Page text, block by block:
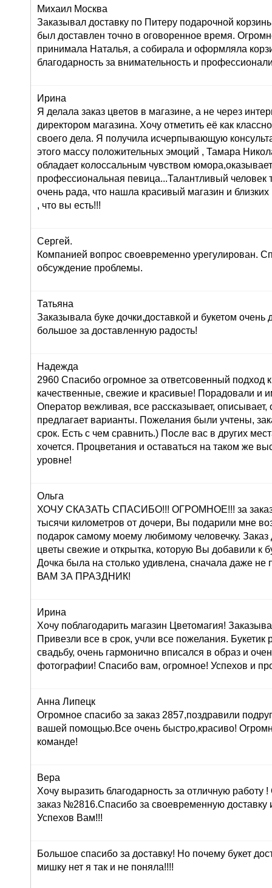
Михаил Москва
Заказывал доставку по Питеру подарочной
был доставлен точно в оговоренное время.
принимала Наталья, а собирала и оформляла
благодарность за внимательность и
Ирина
Я делала заказ цветов в магазине, а не через
директором магазина. Хочу отметить её как
своего дела. Я получила исчерпывающую
этого массу положительных эмоций , Тамара
обладает колоссальным чувством
профессиональная певица...Талантливый человек
очень рада, что нашла красивый магазин и
, что вы есть!!!
Сергей.
Компанией вопрос своевременно урегулирован.
обсуждение проблемы.
Татьяна
Заказывала буке дочки,доставкой и букетом
большое за доставленную радость!
Надежда
2960 Спасибо огромное за ответсовенный подход
качественные, свежие и красивые! Порадовали и
Оператор вежливая, все рассказывает, описывает,
предлагает варианты. Пожелания были учтены,
срок. Есть с чем сравнить.) После вас в других
хочется. Процветания и оставаться на таком же
уровне!
Ольга
ХОЧУ СКАЗАТЬ СПАСИБО!!! ОГРОМНОЕ!!! за заказ
тысячи километров от дочери, Вы подарили мне
подарок самому моему любимому человечку.
цветы свежие и открытка, которую Вы добавили к
Дочка была на столько удивлена, сначала даже
ВАМ ЗА ПРАЗДНИК!
Ирина
Хочу поблагодарить магазин Цветомагия!
Привезли все в срок, учли все пожелания. Букетик
свадьбу, очень гармонично вписался в образ и
фотографии! Спасибо вам, огромное! Успехов и
Анна Липецк
Огромное спасибо за заказ 2857,поздравили
вашей помощью.Все очень быстро,красиво!
команде!
Вера
Хочу выразить благодарность за отличную
заказ №2816.Спасибо за своевременную
Успехов Вам!!!
Большое спасибо за доставку! Но почему букет
мишку нет я так и не поняла!!!!